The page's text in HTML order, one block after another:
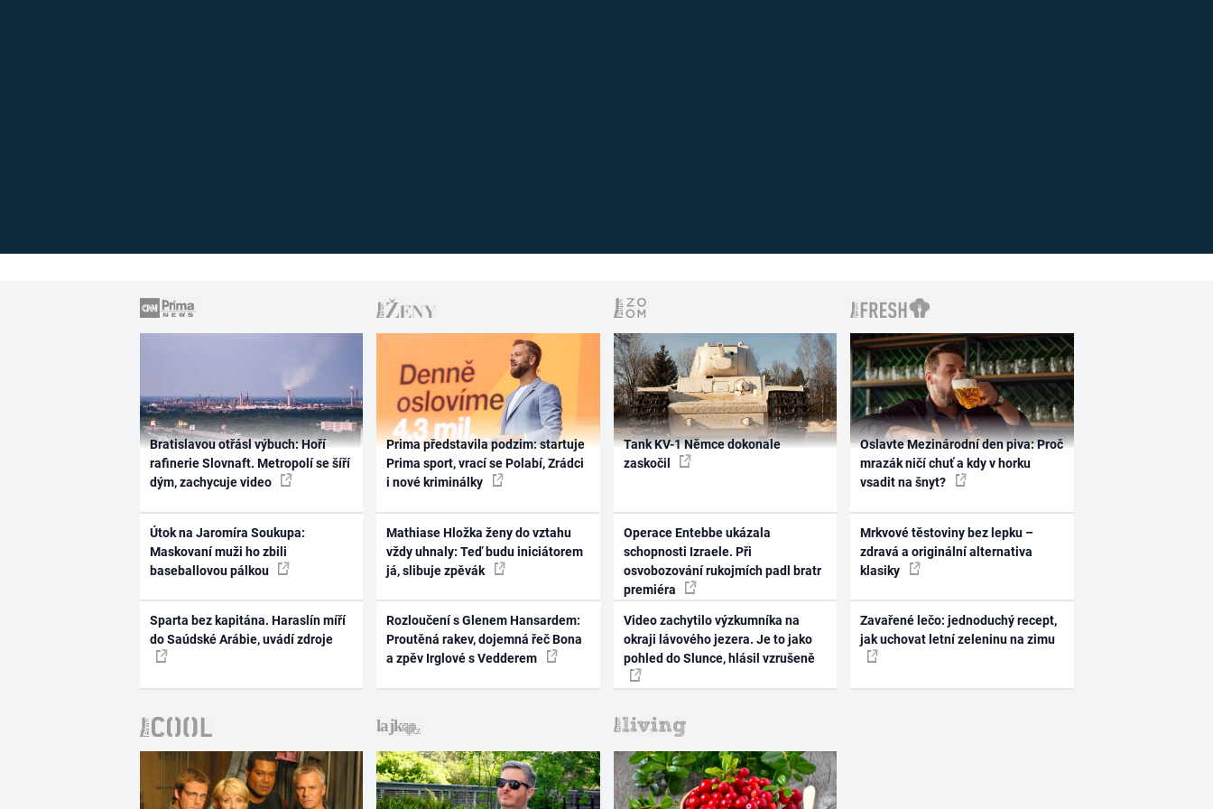
Bratislavou otřásl výbuch: Hoří
rafinerie Slovnaft. Metropolí se šíří
dým, zachycuje video
Útok na Jaromíra Soukupa:
Maskovaní muži ho zbili
baseballovou pálkou
Sparta bez kapitána. Haraslín míří
do Saúdské Arábie, uvádí zdroje
Prima představila podzim: startuje
Prima sport, vrací se Polabí, Zrádci
i nové kriminálky
Mathiase Hložka ženy do vztahu
vždy uhnaly: Teď budu iniciátorem
já, slibuje zpěvák
Rozloučení s Glenem Hansardem:
Proutěná rakev, dojemná řeč Bona
a zpěv Irglové s Vedderem
Tank KV-1 Němce dokonale
zaskočil
Operace Entebbe ukázala
schopnosti Izraele. Při
osvobozování rukojmích padl bratr
premiéra
Video zachytilo výzkumníka na
okraji lávového jezera. Je to jako
pohled do Slunce, hlásil vzrušeně
Oslavte Mezinárodní den piva: Proč
mrazák ničí chuť a kdy v horku
vsadit na šnyt?
Mrkvové těstoviny bez lepku –
zdravá a originální alternativa
klasiky
Zavařené lečo: jednoduchý recept,
jak uchovat letní zeleninu na zimu